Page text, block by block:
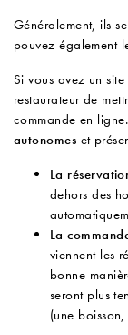
Généralement, ils
pouvez également
Si vous avez un
restaurateur de
commande en
autonomes et
La
dehors des
La
viennent les
bonne
seront plus
(une